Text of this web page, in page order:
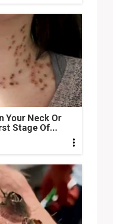
Your Neck Or
Stage Of...